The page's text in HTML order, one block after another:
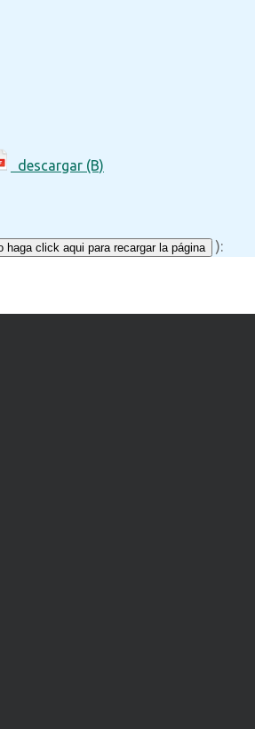
descargar (B)
haga click aqui para recargar la página ):